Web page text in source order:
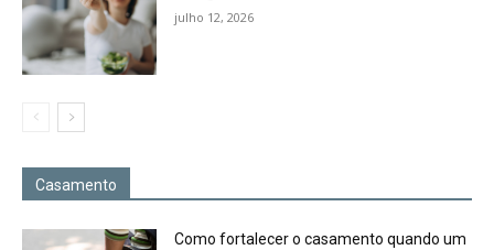
julho 12, 2026
Casamento
Como fortalecer o casamento quando um